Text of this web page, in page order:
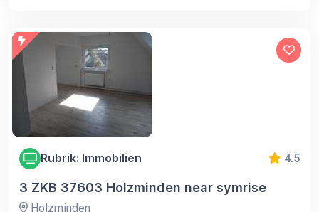
Rubrik: Immobilien 4.5
3 ZKB 37603 Holzminden near symrise
Holzminden